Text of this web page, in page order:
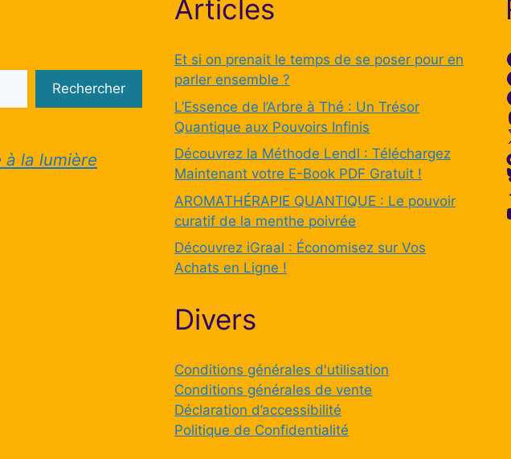
Rechercher
à la lumière
Articles
Et si on prenait le temps de se poser pour en
parler ensemble ?
L’Essence de l’Arbre à Thé : Un Trésor
Quantique aux Pouvoirs Infinis
Découvrez la Méthode Lendl : Téléchargez
Maintenant votre E-Book PDF Gratuit !
AROMATHÉRAPIE QUANTIQUE : Le pouvoir
curatif de la menthe poivrée
Découvrez iGraal : Économisez sur Vos
Achats en Ligne !
Divers
Conditions générales d'utilisation
Conditions générales de vente
Déclaration d’accessibilité
Politique de Confidentialité